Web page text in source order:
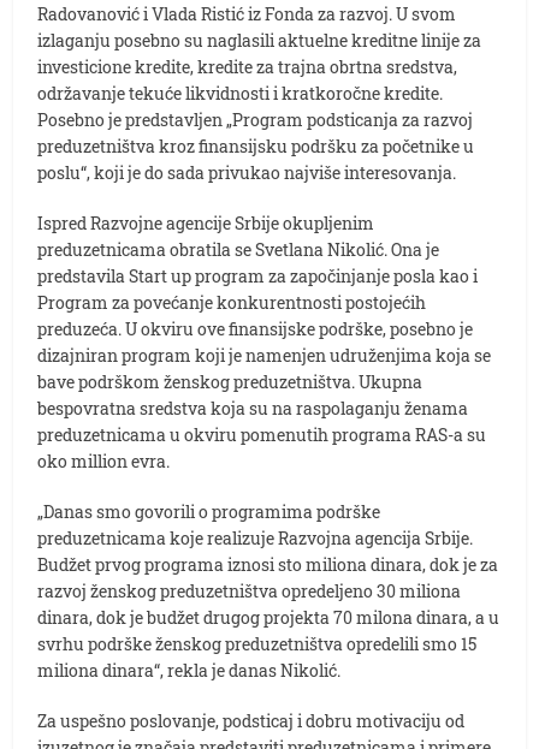
Radovanović i Vlada Ristić iz Fonda za razvoj. U svom
izlaganju posebno su naglasili aktuelne kreditne linije za
investicione kredite, kredite za trajna obrtna sredstva,
održavanje tekuće likvidnosti i kratkoročne kredite.
Posebno je predstavljen „Program podsticanja za razvoj
preduzetništva kroz finansijsku podršku za početnike u
poslu“, koji je do sada privukao najviše interesovanja.
Ispred Razvojne agencije Srbije okupljenim
preduzetnicama obratila se Svetlana Nikolić. Ona je
predstavila Start up program za započinjanje posla kao i
Program za povećanje konkurentnosti postojećih
preduzeća. U okviru ove finansijske podrške, posebno je
dizajniran program koji je namenjen udruženjima koja se
bave podrškom ženskog preduzetništva. Ukupna
bespovratna sredstva koja su na raspolaganju ženama
preduzetnicama u okviru pomenutih programa RAS-a su
oko million evra.
„Danas smo govorili o programima podrške
preduzetnicama koje realizuje Razvojna agencija Srbije.
Budžet prvog programa iznosi sto miliona dinara, dok je za
razvoj ženskog preduzetništva opredeljeno 30 miliona
dinara, dok je budžet drugog projekta 70 milona dinara, a u
svrhu podrške ženskog preduzetništva opredelili smo 15
miliona dinara“, rekla je danas Nikolić.
Za uspešno poslovanje, podsticaj i dobru motivaciju od